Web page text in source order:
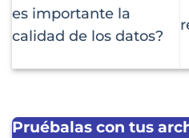
es importante la
calidad de los datos?
Pruébalas con tus